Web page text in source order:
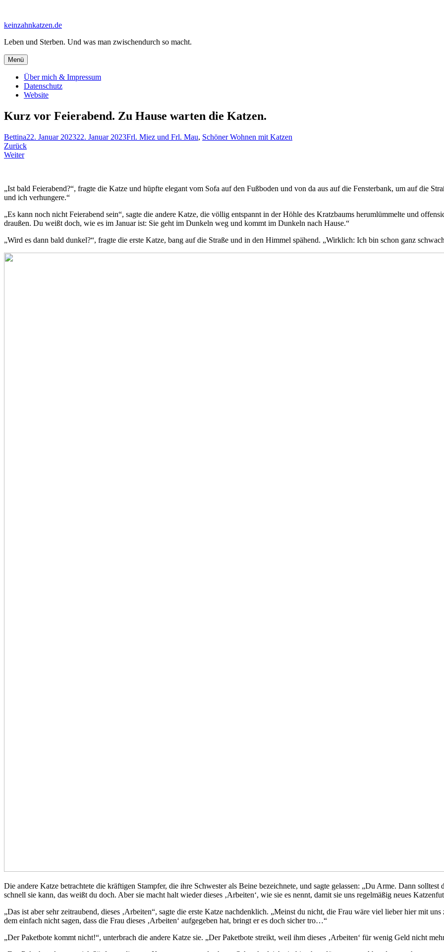
springen
keinzahnkatzen.de
Leben und Sterben. Und was man zwischendurch so macht.
Menü
Über mich & Impressum
Datenschutz
Website
Kurz vor Feierabend. Zu Hause warten die Katzen.
Bettina22. Januar 202322. Januar 2023Frl. Miez und Frl. Mau, Schöner Wohnen mit Katzen
Beitragsnavigation
Zurück
Weiter
„Ist bald Feierabend?“, fragte die Katze und hüpfte elegant vom Sofa auf den Fußboden und von da aus auf die Fensterbank, um auf die
und ich verhungere.“
„Es kann noch nicht Feierabend sein“, sagte die andere Katze, die völlig entspannt in der Höhle des Kratzbaums herumlümmelte und
draußen. Du weißt doch, wie es im Januar ist: Sie geht im Dunkeln weg und kommt im Dunkeln nach Hause.“
„Wird es dann bald dunkel?“, fragte die erste Katze, bang auf die Straße und in den Himmel spähend. „Wirklich: Ich bin schon ganz
Die andere Katze betrachtete die kräftigen Stampfer, die ihre Schwester als Beine bezeichnete, und sagte gelassen: „Du Arme. Dann
schnell sie kann, das weißt du doch. Aber sie macht halt wieder dieses ‚Arbeiten‘, wie sie es nennt, damit sie uns regelmäßig neues
„Das ist aber sehr zeitraubend, dieses ‚Arbeiten“, sagte die erste Katze nachdenklich. „Meinst du nicht, die Frau wäre viel lieber hier mit
dem einfach nicht sagen, dass die Frau dieses ‚Arbeiten‘ aufgegeben hat, bringt er es doch sicher tro…“
„Der Paketbote kommt nicht!“, unterbrach die andere Katze sie. „Der Paketbote streikt, weil ihm dieses ‚Arbeiten‘ für wenig Geld nicht